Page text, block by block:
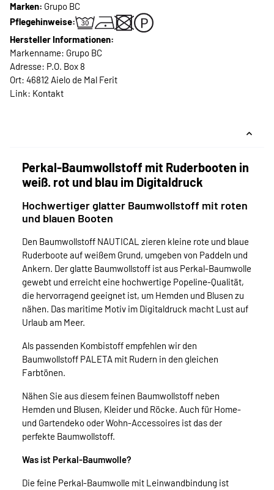
Marken: Grupo BC
Pflegehinweise:
Hersteller Informationen:
Markenname: Grupo BC
Adresse: P.O. Box 8
Ort: 46812 Aielo de Mal Ferit
Link: Kontakt
Perkal-Baumwollstoff mit Ruderbooten in
weiß. rot und blau im Digitaldruck
Hochwertiger glatter Baumwollstoff mit roten
und blauen Booten
Den Baumwollstoff NAUTICAL zieren kleine rote und blaue
Ruderboote auf weißem Grund, umgeben von Paddeln und
Ankern. Der glatte Baumwollstoff ist aus Perkal-Baumwolle
gewebt und erreicht eine hochwertige Popeline-Qualität,
die hervorragend geeignet ist, um Hemden und Blusen zu
nähen. Das maritime Motiv im Digitaldruck macht Lust auf
Urlaub am Meer.
Als passenden Kombistoff empfehlen wir den
Baumwollstoff PALETA mit Rudern in den gleichen
Farbtönen.
Nähen Sie aus diesem feinen Baumwollstoff neben
Hemden und Blusen, Kleider und Röcke. Auch für Home-
und Gartendeko oder Wohn-Accessoires ist das der
perfekte Baumwollstoff.
Was ist Perkal-Baumwolle?
Die feine Perkal-Baumwolle mit Leinwandbindung ist